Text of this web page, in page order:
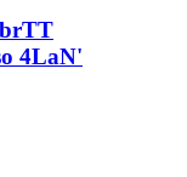
brTT
4LaN'